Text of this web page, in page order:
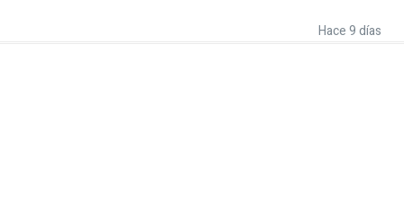
Hace 9 días